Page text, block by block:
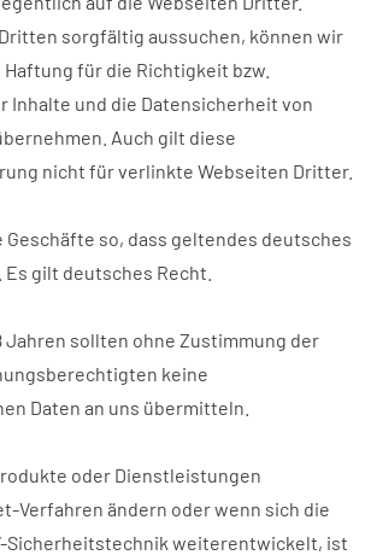
sorgfältig aussuchen, können wir
Haftung für die Richtigkeit bzw.
Inhalte und die Datensicherheit von
Auch gilt diese
nicht für verlinkte Webseiten Dritter.
so, dass geltendes deutsches
gilt deutsches Recht.
Jahren sollten ohne Zustimmung der
keine
Daten an uns übermitteln.
oder Dienstleistungen
Verfahren ändern oder wenn sich die
Sicherheitstechnik weiterentwickelt, ist